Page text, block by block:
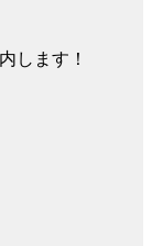
します！